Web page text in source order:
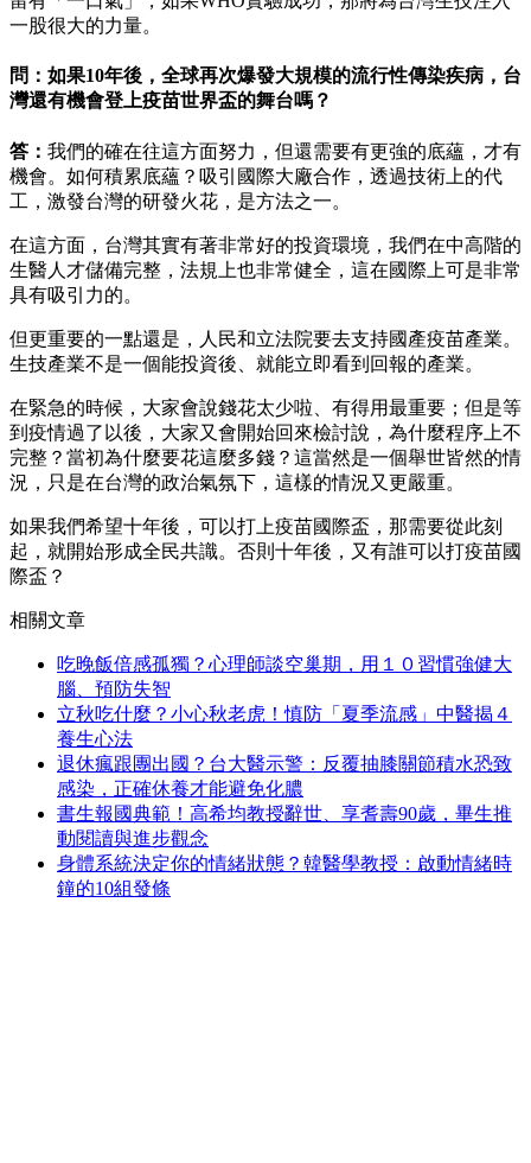
一股很大的力量。
問：如果10年後，全球再次爆發大規模的流行性傳染疾病，台
灣還有機會登上疫苗世界盃的舞台嗎？
答： 我們的確在往這方面努力，但還需要有更強的底蘊，才有
機會。如何積累底蘊？吸引國際大廠合作，透過技術上的代
工，激發台灣的研發火花，是方法之一。
在這方面，台灣其實有著非常好的投資環境，我們在中高階的
生醫人才儲備完整，法規上也非常健全，這在國際上可是非常
具有吸引力的。
但更重要的一點還是，人民和立法院要去支持國產疫苗產業。
生技產業不是一個能投資後、就能立即看到回報的產業。
在緊急的時候，大家會說錢花太少啦、有得用最重要；但是等
到疫情過了以後，大家又會開始回來檢討說，為什麼程序上不
完整？當初為什麼要花這麼多錢？這當然是一個舉世皆然的情
況，只是在台灣的政治氣氛下，這樣的情況又更嚴重。
如果我們希望十年後，可以打上疫苗國際盃，那需要從此刻
起，就開始形成全民共識。否則十年後，又有誰可以打疫苗國
際盃？
相關文章
吃晚飯倍感孤獨？心理師談空巢期，用１０習慣強健大
腦、預防失智
立秋吃什麼？小心秋老虎！慎防「夏季流感」中醫揭４
養生心法
退休瘋跟團出國？台大醫示警：反覆抽膝關節積水恐致
感染，正確休養才能避免化膿
書生報國典範！高希均教授辭世、享耆壽90歲，畢生推
動閱讀與進步觀念
身體系統決定你的情緒狀態？韓醫學教授：啟動情緒時
鐘的10組發條